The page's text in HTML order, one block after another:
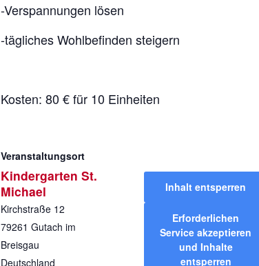
-Verspannungen lösen
-tägliches Wohlbefinden steigern
Kosten: 80 € für 10 Einheiten
Veranstaltungsort
Kindergarten St.
Michael
Kirchstraße 12
79261 Gutach im
Breisgau
Deutschland
Inhalt entsperren
Erforderlichen
Service akzeptieren
und Inhalte
entsperren